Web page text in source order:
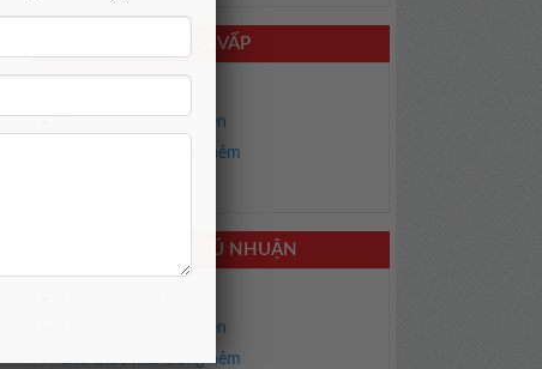
CHO THUÊ NHÀ GÒ VẤP
Cho thuê nhà mặt tiền
Cho thuê nhà trong hẻm
CHO THUÊ NHÀ PHÚ NHUẬN
Cho thuê nhà mặt tiền
Cho thuê nhà trong hẻm